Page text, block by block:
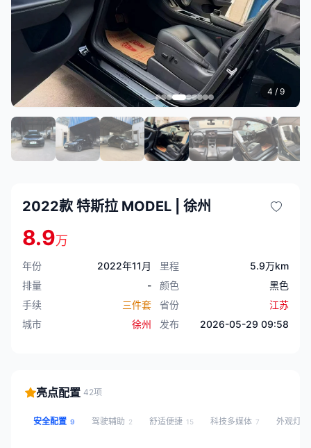
4 / 9
2022款 特斯拉 MODEL | 徐州
8.9万
年份 2022年11月 里程
5.9万km
排量
- 颜色
黑色
手续
三件套 省份
江苏
城市
徐州 发布 2026-05-29 09:58
亮点配置 42项
安全配置 9 驾驶辅助 2 舒适便捷 15 科技多媒体 7 外观灯光